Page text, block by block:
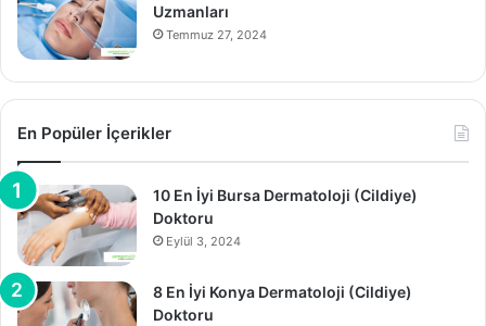
Uzmanları
Temmuz 27, 2024
En Popüler İçerikler
10 En İyi Bursa Dermatoloji (Cildiye)
Doktoru
Eylül 3, 2024
8 En İyi Konya Dermatoloji (Cildiye)
Doktoru